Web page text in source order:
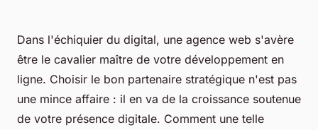
Dans l'échiquier du digital, une agence web s'avère
être le cavalier maître de votre développement en
ligne. Choisir le bon partenaire stratégique n'est pas
une mince affaire : il en va de la croissance soutenue
de votre présence digitale. Comment une telle